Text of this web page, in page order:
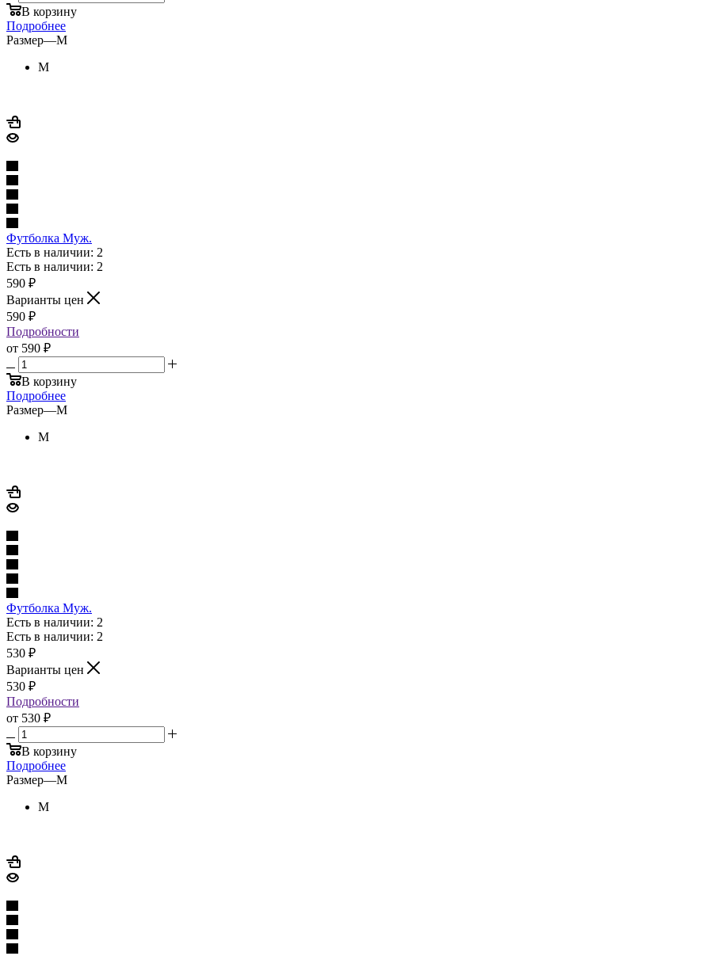
В корзину
Подробнее
Размер—M
M
Футболка Муж.
Есть в наличии: 2
Есть в наличии: 2
590 ₽
Варианты цен
590 ₽
Подробности
от 590 ₽
В корзину
Подробнее
Размер—M
M
Футболка Муж.
Есть в наличии: 2
Есть в наличии: 2
530 ₽
Варианты цен
530 ₽
Подробности
от 530 ₽
В корзину
Подробнее
Размер—M
M